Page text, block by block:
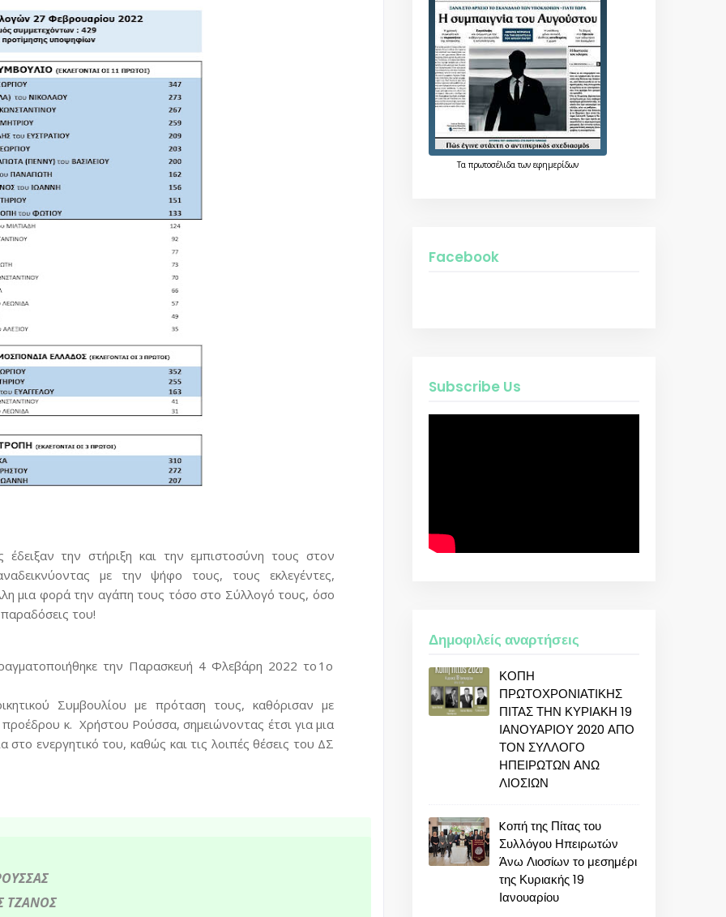
έδειξαν την στήριξη και την εμπιστοσύνη τους στον
με την ψήφο τους, τους
εκλεγέντες,
μια φορά την αγάπη τους τόσο στο Σύλλογό τους, όσο
παραδόσεις του!
την Παρασκευή 4 Φλεβάρη 2022 το 1ο
Συμβουλίου με πρόταση τους, καθόρισαν με
κ. Χρήστου Ρούσσα, σημειώνοντας έτσι για μια
ενεργητικό του, καθώς και τις λοιπές θέσεις του ΔΣ
ΤΖΑΝΟΣ
Τα πρωτοσέλιδατων εφημερίδων
Facebook
Subscribe Us
Δημοφιλείς αναρτήσεις
ΚΟΠΗ
ΠΡΩΤΟΧΡΟΝΙΑΤΙΚΗΣ
ΠΙΤΑΣ ΤΗΝ ΚΥΡΙΑΚΗ 19
ΙΑΝΟΥΑΡΙΟΥ 2020 ΑΠΟ
ΤΟΝ ΣΥΛΛΟΓΟ
ΗΠΕΙΡΩΤΩΝ ΑΝΩ
ΛΙΟΣΙΩΝ
Kοπή της Πίτας του
Συλλόγου Ηπειρωτών
Άνω Λιοσίων το μεσημέρι
της Κυριακής 19
Ιανουαρίου